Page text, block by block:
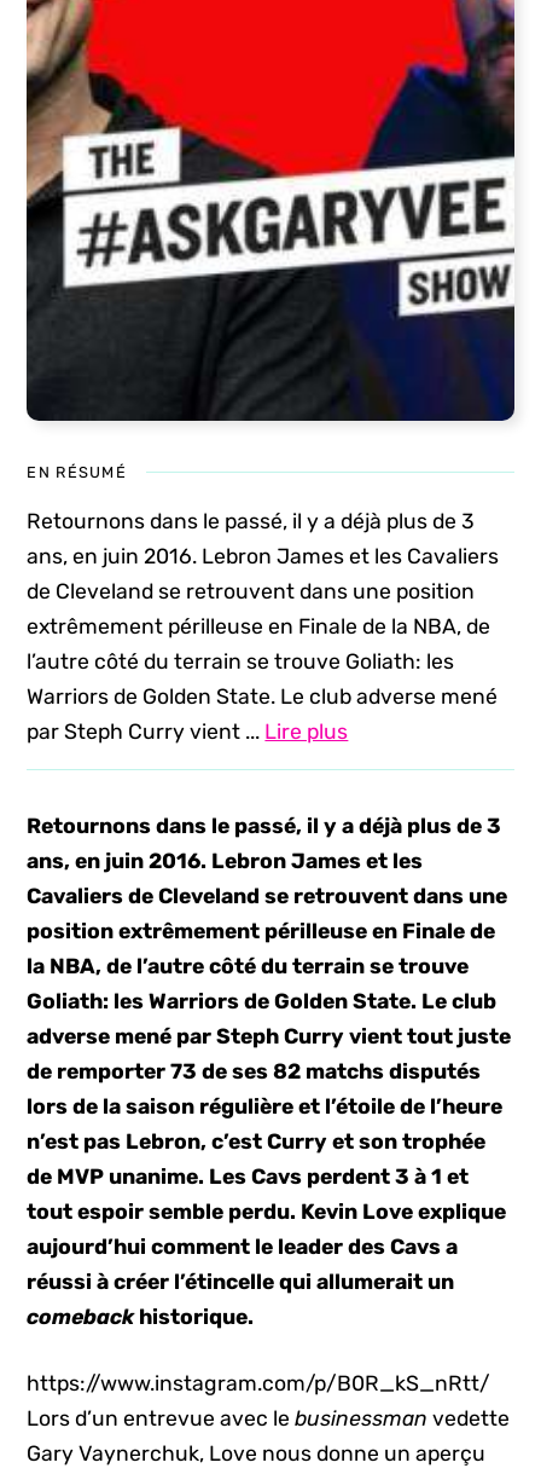
EN RÉSUMÉ
Retournons dans le passé, il y a déjà plus de 3
ans, en juin 2016. Lebron James et les Cavaliers
de Cleveland se retrouvent dans une position
extrêmement périlleuse en Finale de la NBA, de
l’autre côté du terrain se trouve Goliath: les
Warriors de Golden State. Le club adverse mené
par Steph Curry vient ... Lire plus
Retournons dans le passé, il y a déjà plus de 3
ans, en juin 2016. Lebron James et les
Cavaliers de Cleveland se retrouvent dans une
position extrêmement périlleuse en Finale de
la NBA, de l’autre côté du terrain se trouve
Goliath: les Warriors de Golden State. Le club
adverse mené par Steph Curry vient tout juste
de remporter 73 de ses 82 matchs disputés
lors de la saison régulière et l’étoile de l’heure
n’est pas Lebron, c’est Curry et son trophée
de MVP unanime. Les Cavs perdent 3 à 1 et
tout espoir semble perdu. Kevin Love explique
aujourd’hui comment le leader des Cavs a
réussi à créer l’étincelle qui allumerait un
comebackhistorique.
https://www.instagram.com/p/B0R_kS_nRtt/
Lors d’un entrevue avec lebusinessman vedette
Gary Vaynerchuk, Love nous donne un aperçu